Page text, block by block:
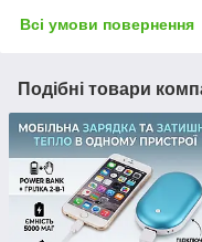
Всі умови повернення
Подібні товари